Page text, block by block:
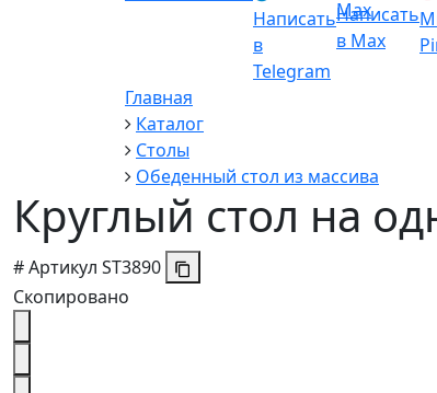
Написать
в
Telegram
Написать
в Max
Главная
Каталог
Столы
Обеденный стол из массива
Круглый стол на
#Артикул ST3890
Скопировано